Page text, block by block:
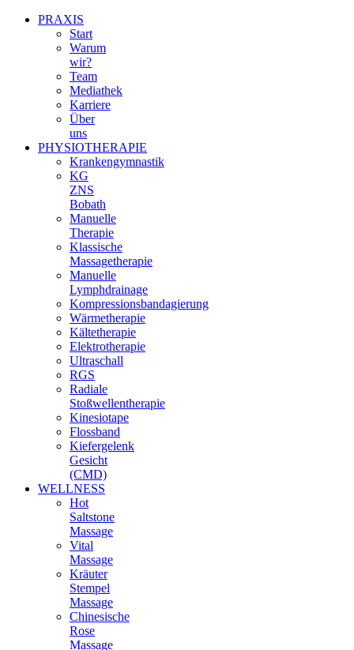
PRAXIS
Start
Warum
wir?
Team
Mediathek
Karriere
Über
uns
PHYSIOTHERAPIE
Krankengymnastik
KG
ZNS
Bobath
Manuelle
Therapie
Klassische
Massagetherapie
Manuelle
Lymphdrainage
Kompressionsbandagierung
Wärmetherapie
Kältetherapie
Elektrotherapie
Ultraschall
RGS
Radiale
Stoßwellentherapie
Kinesiotape
Flossband
Kiefergelenk
Gesicht
(CMD)
WELLNESS
Hot
Saltstone
Massage
Vital
Massage
Kräuter
Stempel
Massage
Chinesische
Rose
Massage